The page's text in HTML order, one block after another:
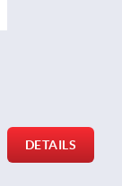
DETAILS